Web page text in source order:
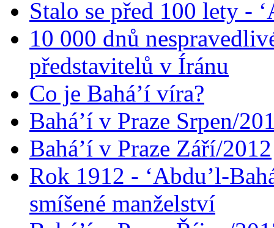
Stalo se před 100 lety -
10 000 dnů
představitelů v Íránu
Co je Bahá’í víra?
Bahá’í v Praze Srpen/
Bahá’í v Praze Září/2012
Rok 1912 - ‘Abdu’l-
smíšené manželství